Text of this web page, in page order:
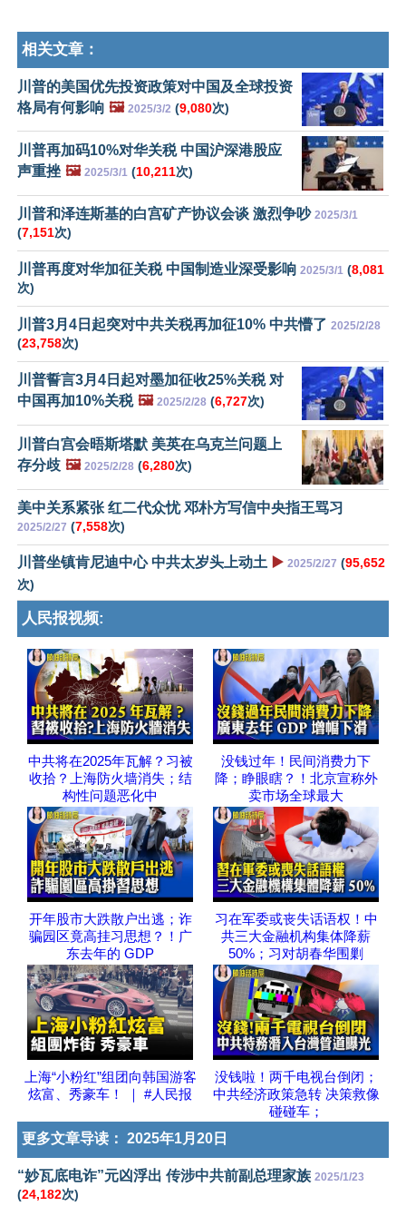
相关文章：
川普的美国优先投资政策对中国及全球投资
格局有何影响 🖼️ 2025/3/2 (9,080次)
川普再加码10%对华关税 中国沪深港股应
声重挫 🖼️ 2025/3/1 (10,211次)
川普和泽连斯基的白宫矿产协议会谈 激烈争吵 2025/3/1
(7,151次)
川普再度对华加征关税 中国制造业深受影响 2025/3/1 (8,081
次)
川普3月4日起突对中共关税再加征10% 中共懵了 2025/2/28
(23,758次)
川普誓言3月4日起对墨加征收25%关税 对
中国再加10%关税 🖼️ 2025/2/28 (6,727次)
川普白宫会晤斯塔默 美英在乌克兰问题上
存分歧 🖼️ 2025/2/28 (6,280次)
美中关系紧张 红二代众忧 邓朴方写信中央指王骂习
2025/2/27 (7,558次)
川普坐镇肯尼迪中心 中共太岁头上动土 ▶️ 2025/2/27 (95,652
次)
人民报视频:
中共将在2025年瓦解？习被
收拾？上海防火墙消失；结
构性问题恶化中
没钱过年！民间消费力下
降；睁眼瞎？！北京宣称外
卖市场全球最大
开年股市大跌散户出逃；诈
骗园区竟高挂习思想？！广
东去年的 GDP
习在军委或丧失话语权！中
共三大金融机构集体降薪
50%；习对胡春华围剿
上海“小粉红”组团向韩国游客
炫富、秀豪车！ ｜ #人民报
没钱啦！两千电视台倒闭；
中共经济政策急转 决策救像
碰碰车；
更多文章导读： 2025年1月20日
“妙瓦底电诈”元凶浮出 传涉中共前副总理家族 2025/1/23
(24,182次)